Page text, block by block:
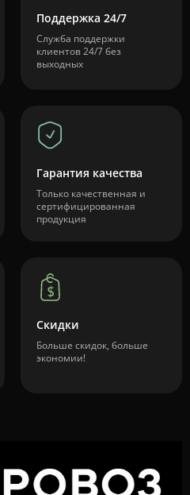
Поддержка 24/7
Служба поддержки
клиентов 24/7 без
выходных
Гарантия качества
Только качественная и
сертифицированная
продукция
Скидки
Больше скидок, больше
экономии!